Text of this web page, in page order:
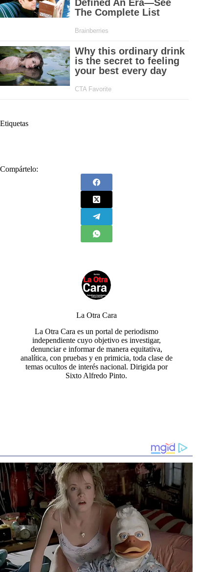
Etiquetas
Compártelo:
La Otra Cara
La Otra Cara es un portal de periodismo
independiente cuyo objetivo es investigar,
denunciar e informar de manera equitativa,
analítica, con pruebas y en primicia, toda clase de
temas ocultos de interés nacional. Dirigida por
Sixto Alfredo Pinto.